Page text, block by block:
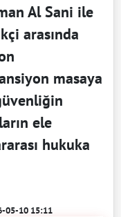
Al Sani ile
arasında
masaya
ele
hukuka
05-10 15:11